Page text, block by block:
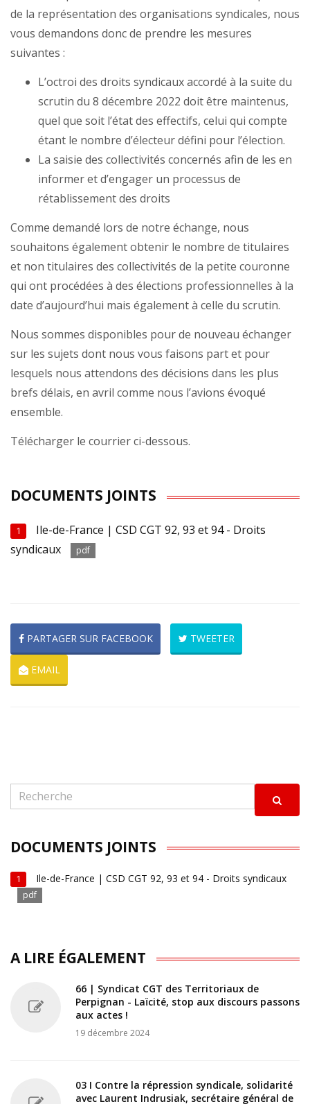
de la représentation des organisations syndicales, nous
vous demandons donc de prendre les mesures
suivantes :
L’octroi des droits syndicaux accordé à la suite du
scrutin du 8 décembre 2022 doit être maintenus,
quel que soit l’état des effectifs, celui qui compte
étant le nombre d’électeur défini pour l’élection.
La saisie des collectivités concernés afin de les en
informer et d’engager un processus de
rétablissement des droits
Comme demandé lors de notre échange, nous
souhaitons également obtenir le nombre de titulaires
et non titulaires des collectivités de la petite couronne
qui ont procédées à des élections professionnelles à la
date d’aujourd’hui mais également à celle du scrutin.
Nous sommes disponibles pour de nouveau échanger
sur les sujets dont nous vous faisons part et pour
lesquels nous attendons des décisions dans les plus
brefs délais, en avril comme nous l’avions évoqué
ensemble.
Télécharger le courrier ci-dessous.
DOCUMENTS JOINTS
1
Ile-de-France | CSD CGT 92, 93 et 94 - Droits
syndicaux
pdf
PARTAGER SUR FACEBOOK TWEETER
EMAIL
DOCUMENTS JOINTS
1 Ile-de-France | CSD CGT 92, 93 et 94 - Droits syndicaux
pdf
A LIRE ÉGALEMENT
66 | Syndicat CGT des Territoriaux de
Perpignan - Laïcité, stop aux discours passons
aux actes !
19 décembre 2024
03 I Contre la répression syndicale, solidarité
avec Laurent Indrusiak, secrétaire général de